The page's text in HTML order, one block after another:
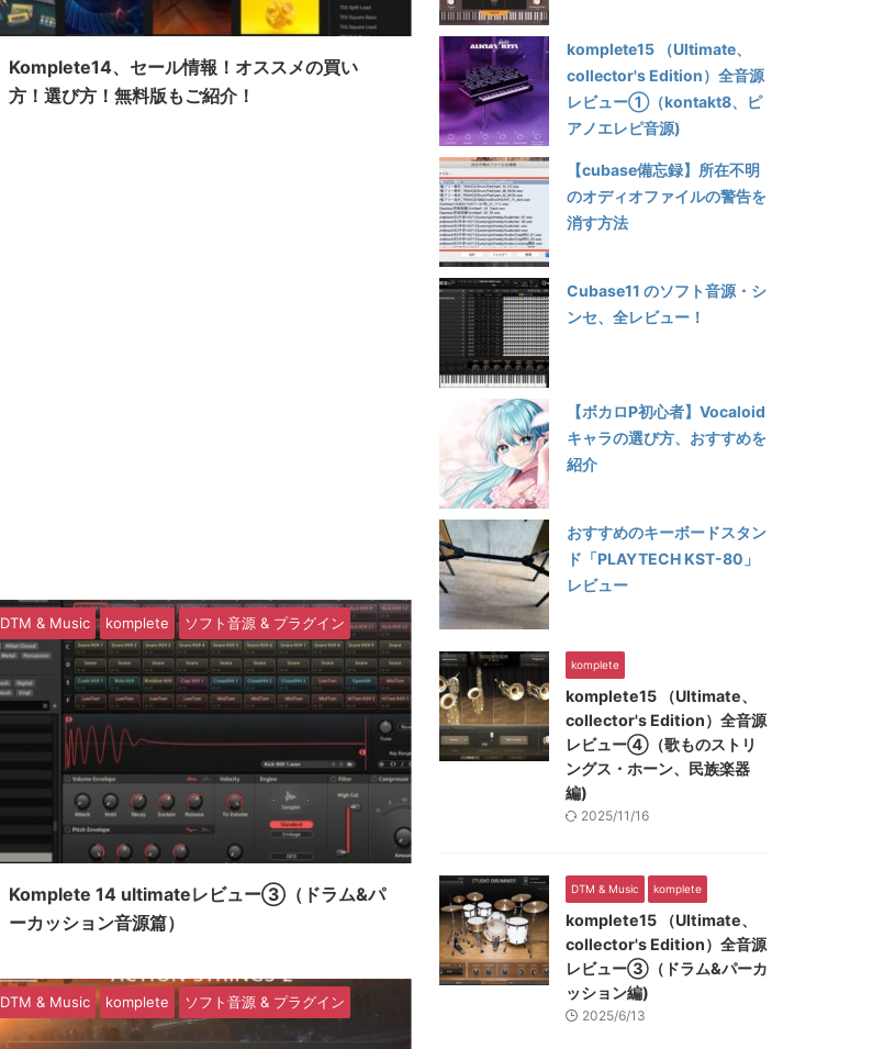
Komplete14、セール情報！オススメの買い
方！選び方！無料版もご紹介！
DTM & Music komplete ソフト音源 & プラグイン
Komplete 14 ultimateレビュー③（ドラム&パ
ーカッション音源篇）
DTM & Music komplete ソフト音源 & プラグイン
komplete15 （Ultimate、
collector's Edition）全音源
レビュー①（kontakt8、ピ
アノエレピ音源)
【cubase備忘録】所在不明
のオディオファイルの警告を
消す方法
Cubase11 のソフト音源・シ
ンセ、全レビュー！
【ボカロP初心者】Vocaloid
キャラの選び方、おすすめを
紹介
おすすめのキーボードスタン
ド「PLAYTECH KST-80」
レビュー
komplete
komplete15 （Ultimate、
collector's Edition）全音源
レビュー④（歌ものストリ
ングス・ホーン、民族楽器
編)
2025/11/16
DTM & Music komplete
komplete15 （Ultimate、
collector's Edition）全音源
レビュー③（ドラム&パーカ
ッション編)
2025/6/13